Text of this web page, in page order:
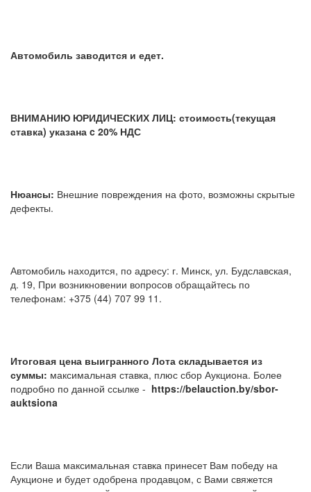
Автомобиль заводится и едет.
ВНИМАНИЮ ЮРИДИЧЕСКИХ ЛИЦ: стоимость(текущая
ставка) указана c 20% НДС
Нюансы: Внешние повреждения на фото, возможны скрытые
дефекты.
Автомобиль находится, по адресу: г. Минск, ул. Будславская,
д. 19, При возникновении вопросов обращайтесь по
телефонам: +375 (44) 707 99 11.
Итоговая цена выигранного Лота складывается из
суммы: максимальная ставка, плюс сбор Аукциона. Более
подробно по данной ссылке - https://belauction.by/sbor-
auktsiona
Если Ваша максимальная ставка принесет Вам победу на
Аукционе и будет одобрена продавцом, с Вами свяжется